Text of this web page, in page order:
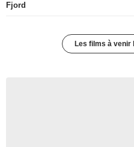
Fjord
Les films à venir